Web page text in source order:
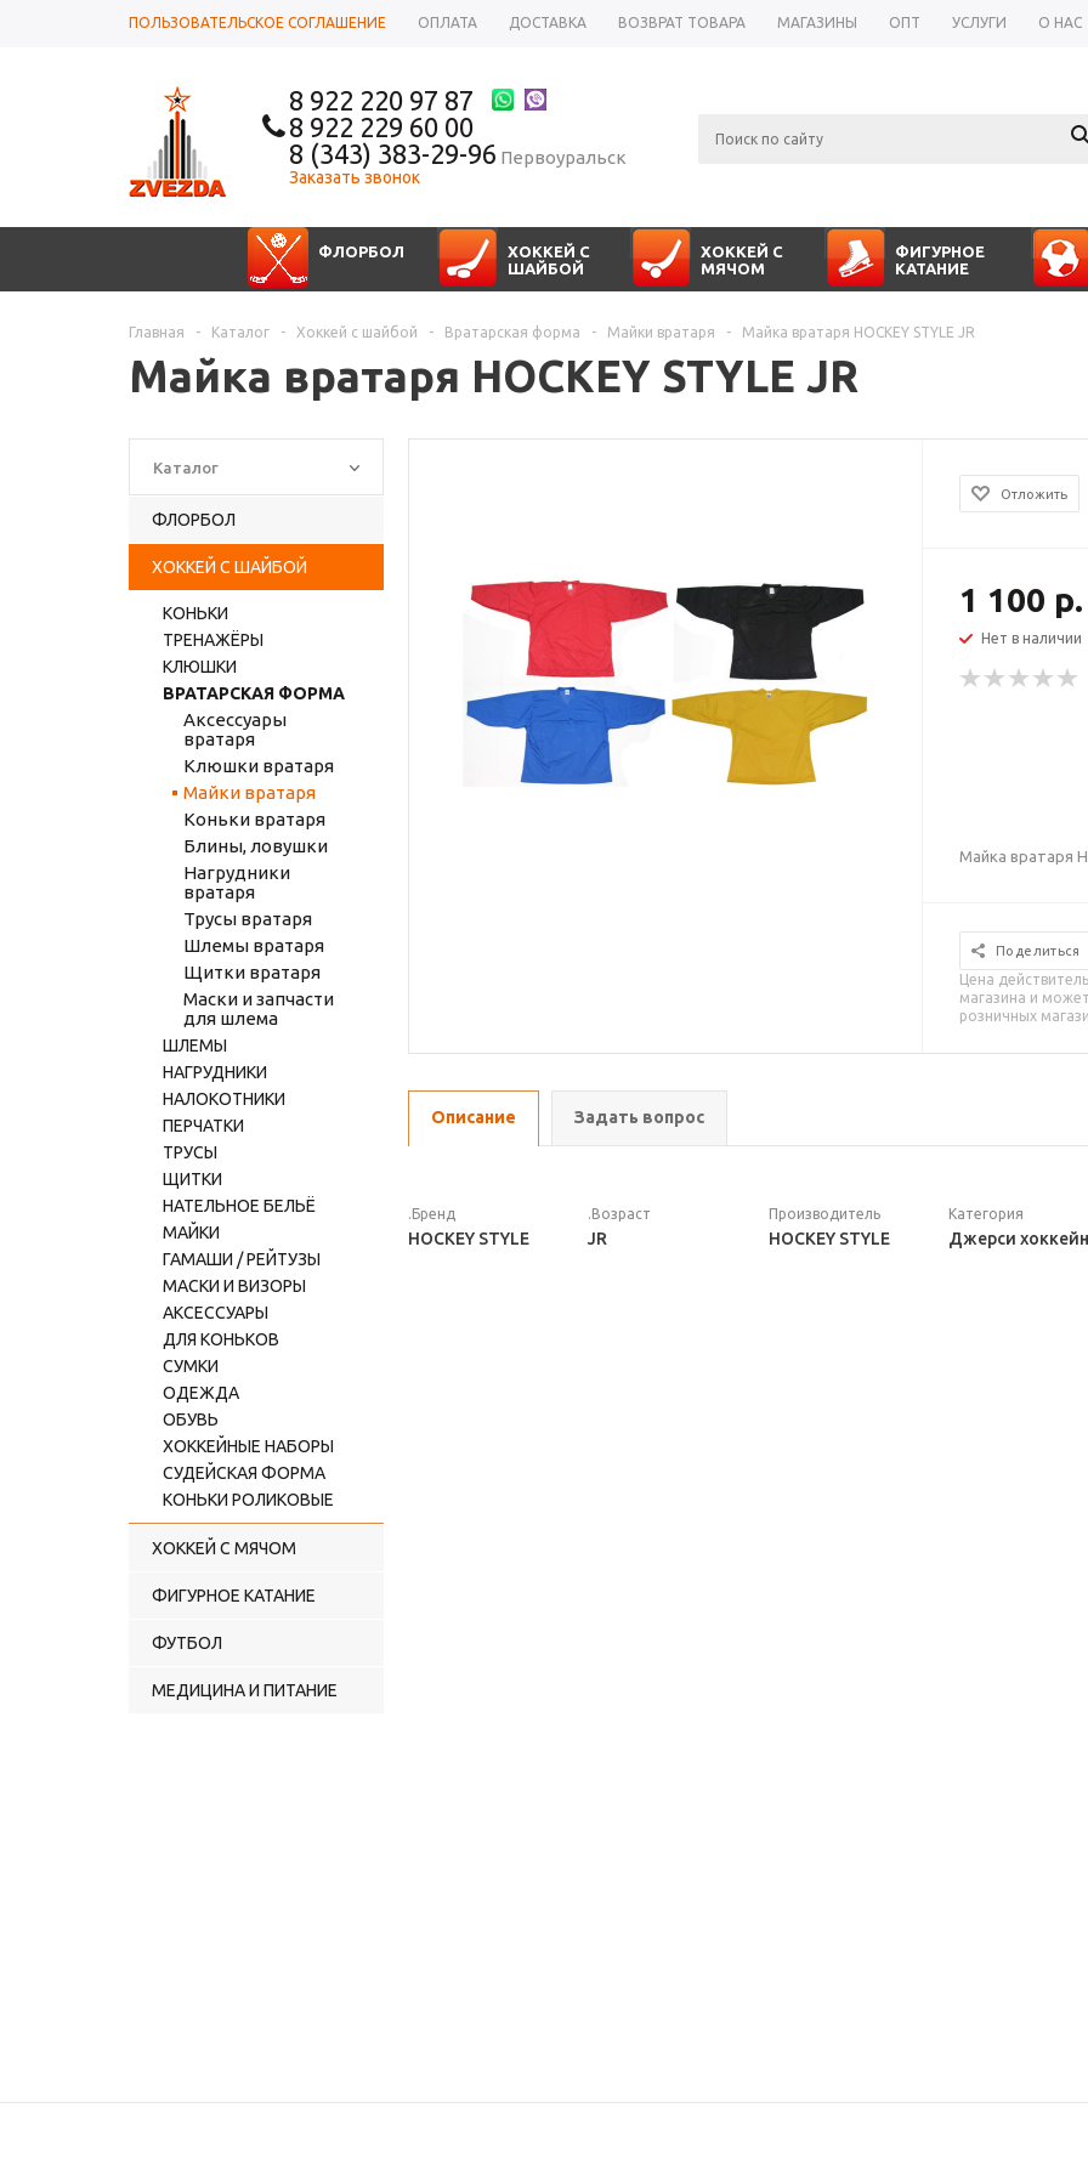
ПОЛЬЗОВАТЕЛЬСКОЕ СОГЛАШЕНИЕ ОПЛАТА ДОСТАВКА ВОЗВРАТ ТОВАРА МАГАЗИНЫ ОПТ УСЛУГИ О НАС
8 922 220 97 87
8 922 229 60 00
8 (343) 383-29-96 Первоуральск
Заказать звонок
ФЛОРБОЛ
ХОККЕЙ С
ШАЙБОЙ
ХОККЕЙ С
МЯЧОМ
ФИГУРНОЕ
КАТАНИЕ
Главная - Каталог - Хоккей с шайбой - Вратарская форма - Майки вратаря - Майка вратаря HOCKEY STYLE JR
Майка вратаря HOCKEY STYLE JR
Каталог
ФЛОРБОЛ
ХОККЕЙ С ШАЙБОЙ
КОНЬКИ
ТРЕНАЖЁРЫ
КЛЮШКИ
ВРАТАРСКАЯ ФОРМА
Аксессуары
вратаря
Клюшки вратаря
Майки вратаря
Коньки вратаря
Блины, ловушки
Нагрудники
вратаря
Трусы вратаря
Шлемы вратаря
Щитки вратаря
Маски и запчасти
для шлема
ШЛЕМЫ
НАГРУДНИКИ
НАЛОКОТНИКИ
ПЕРЧАТКИ
ТРУСЫ
ЩИТКИ
НАТЕЛЬНОЕ БЕЛЬЁ
МАЙКИ
ГАМАШИ / РЕЙТУЗЫ
МАСКИ И ВИЗОРЫ
АКСЕССУАРЫ
ДЛЯ КОНЬКОВ
СУМКИ
ОДЕЖДА
ОБУВЬ
ХОККЕЙНЫЕ НАБОРЫ
СУДЕЙСКАЯ ФОРМА
КОНЬКИ РОЛИКОВЫЕ
ХОККЕЙ С МЯЧОМ
ФИГУРНОЕ КАТАНИЕ
ФУТБОЛ
МЕДИЦИНА И ПИТАНИЕ
Отложить
1 100 р.
Нет в наличии
Майка вратаря
Поделиться
Цена
магазина и
розничных
Описание Задать вопрос
.Бренд
HOCKEY STYLE
.Возраст
JR
Производитель
HOCKEY STYLE
Категория
Джерси